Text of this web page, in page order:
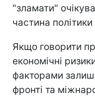
"зламати"
частина
Якщо говорити
економічні
факторами
фронті та